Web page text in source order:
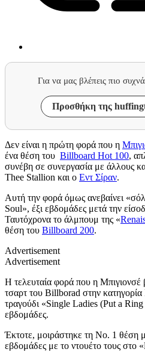
Για να μας βλέπεις πιο
Προσθήκη της
Δεν είναι η πρώτη φορά που η
ένα θέση του Billboard Hot 100,
συνέβη σε συνεργασία με άλλους
Thee Stallion και ο Εντ Σίραν.
Αυτή την φορά όμως ανεβαίνει
Soul», έξι εβδομάδες μετά την
Ταυτόχρονα το άλμπουμ της «
θέση του Billboard 200.
Advertisement
Advertisement
Η τελευταία φορά που η
τσαρτ του Billborad στην
τραγούδι «Single Ladies (Put a Ring
εβδομάδες.
Έκτοτε, μοιράστηκε τη Νο. 1 θέση
εβδομάδες με το ντουέτο τους στο